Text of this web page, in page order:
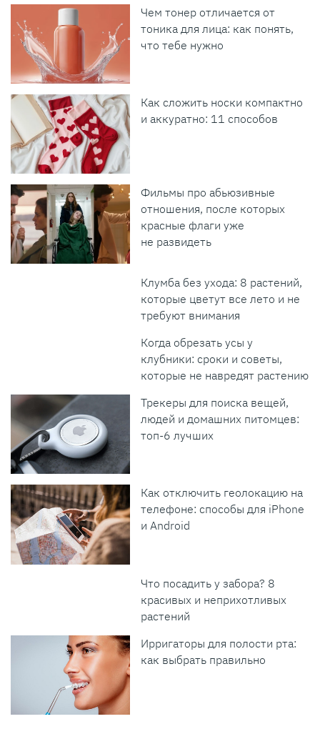
Чем тонер отличается от
тоника для лица: как понять,
что тебе нужно
Как сложить носки компактно
и аккуратно: 11 способов
Фильмы про абьюзивные
отношения, после которых
красные флаги уже
не развидеть
Клумба без ухода: 8 растений,
которые цветут все лето и не
требуют внимания
Когда обрезать усы у
клубники: сроки и советы,
которые не навредят растению
Трекеры для поиска вещей,
людей и домашних питомцев:
топ-6 лучших
Как отключить геолокацию на
телефоне: способы для iPhone
и Android
Что посадить у забора? 8
красивых и неприхотливых
растений
Ирригаторы для полости рта:
как выбрать правильно